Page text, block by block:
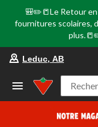
🎒✏️📒Le Retour en
fournitures scolaires,
Leduc, AB